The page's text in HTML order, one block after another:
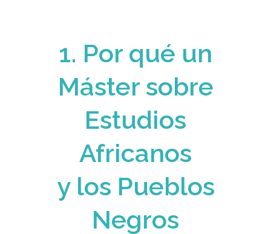
1. Por qué un
Máster sobre
Estudios
Africanos
y los Pueblos
Negros